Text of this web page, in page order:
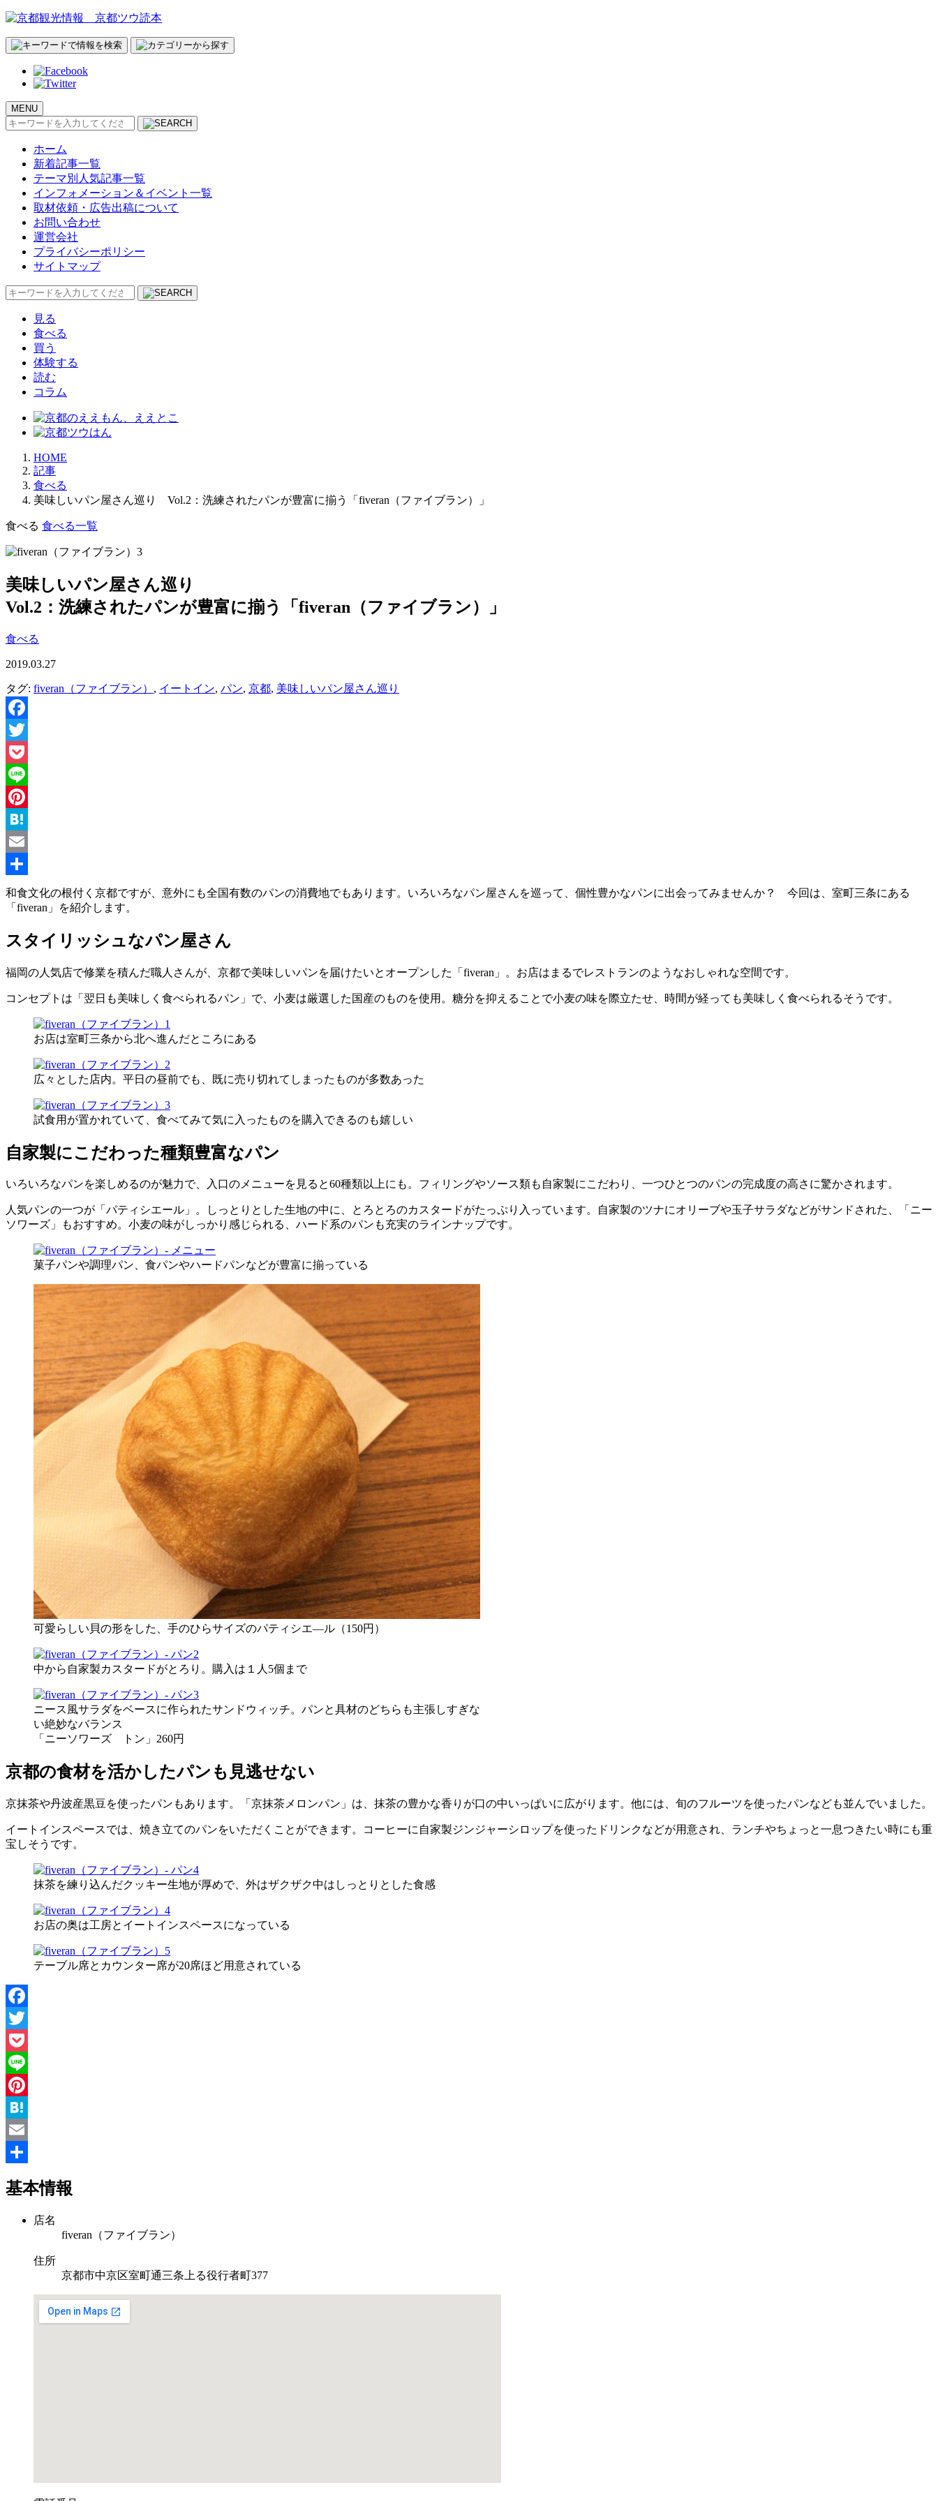
MENU
検
ホーム
新着記事一覧
テーマ別人気記事一覧
インフォメーション＆イベント一覧
取材依頼・広告出稿について
お問い合わせ
運営会社
プライバシーポリシー
サイトマップ
検
見る
食べる
買う
体験する
読む
コラム
HOME
記事
食べる
美味しいパン屋さん巡り Vol.2：洗練されたパンが豊富に揃う「fiveran（ファイブラン）」
食べる 食べる一覧
美味しいパン屋さん巡り
Vol.2：洗練されたパンが豊富に揃う「fiveran（ファイブラン）」
食べる
2019.03.27
タグ: fiveran（ファイブラン） , イートイン, パン, 京都, 美味しいパン屋さん巡り
Facebook
Twitter
Pocket
Line
Pinterest
Hatena
Email
共
有
和食文化の根付く京都ですが、意外にも全国有数のパンの消費地でもあります。いろいろなパン屋さんを巡って、個性豊かなパンに出会ってみませんか？ 今回は、室町三条にある
「fiveran」を紹介します。
スタイリッシュなパン屋さん
福岡の人気店で修業を積んだ職人さんが、京都で美味しいパンを届けたいとオープンした「fiveran」。お店はまるでレストランのようなおしゃれな空間です。
コンセプトは「翌日も美味しく食べられるパン」で、小麦は厳選した国産のものを使用。糖分を抑えることで小麦の味を際立たせ、時間が経っても美味しく食べられるそうです。
お店は室町三条から北へ進んだところにある
広々とした店内。平日の昼前でも、既に売り切れてしまったものが多数あった
試食用が置かれていて、食べてみて気に入ったものを購入できるのも嬉しい
自家製にこだわった種類豊富なパン
いろいろなパンを楽しめるのが魅力で、入口のメニューを見ると60種類以上にも。フィリングやソース類も自家製にこだわり、一つひとつのパンの完成度の高さに驚かされます。
人気パンの一つが「パティシエール」。しっとりとした生地の中に、とろとろのカスタードがたっぷり入っています。自家製のツナにオリーブや玉子サラダなどがサンドされた、「ニー
ソワーズ」もおすすめ。小麦の味がしっかり感じられる、ハード系のパンも充実のラインナップです。
菓子パンや調理パン、食パンやハードパンなどが豊富に揃っている
可愛らしい貝の形をした、手のひらサイズのパティシエ―ル（150円）
中から自家製カスタードがとろり。購入は１人5個まで
ニース風サラダをベースに作られたサンドウィッチ。パンと具材のどちらも主張しすぎな
い絶妙なバランス
「ニーソワーズ トン」260円
京都の食材を活かしたパンも見逃せない
京抹茶や丹波産黒豆を使ったパンもあります。「京抹茶メロンパン」は、抹茶の豊かな香りが口の中いっぱいに広がります。他には、旬のフルーツを使ったパンなども並んでいました。
イートインスペースでは、焼き立てのパンをいただくことができます。コーヒーに自家製ジンジャーシロップを使ったドリンクなどが用意され、ランチやちょっと一息つきたい時にも重
宝しそうです。
抹茶を練り込んだクッキー生地が厚めで、外はザクザク中はしっとりとした食感
お店の奥は工房とイートインスペースになっている
テーブル席とカウンター席が20席ほど用意されている
Facebook
Twitter
Pocket
Line
Pinterest
Hatena
Email
有
基本情報
店名
fiveran（ファイブラン）
住所
京都市中京区室町通三条上る役行者町377